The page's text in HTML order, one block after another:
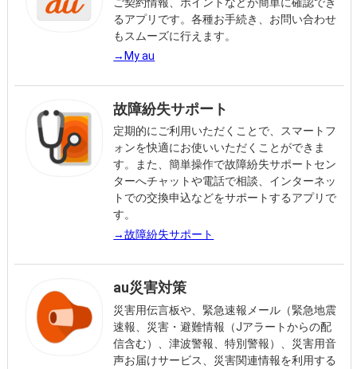
るアプリです。各種お手続き、お問い合わせ
もスムーズに行えます。
→My au
故障紛失サポート
定期的にご利用いただくことで、スマートフ
ォンを快適にお使いいただくことができま
す。また、簡単操作で故障紛失サポートセン
ターへチャットや電話で相談、インターネッ
トでの交換申込などをサポートするアプリで
す。
→故障紛失サポート
au災害対策
災害用伝言板や、緊急速報メール（緊急地震
速報、災害・避難情報（Jアラートからの配
信含む）、津波警報、特別警報）、災害用音
声お届けサービス、災害関連情報を利用する